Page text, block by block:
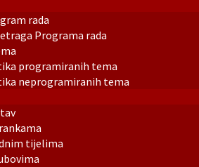
rada
Programa rada
programiranih tema
neprogramiranih tema
tijelima